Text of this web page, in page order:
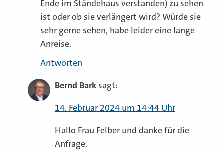
Ende im Ständehaus verstanden) zu sehen
ist oder ob sie verlängert wird? Würde sie
sehr gerne sehen, habe leider eine lange
Anreise.
Antworten
Bernd Bark sagt:
14. Februar 2024 um 14:44 Uhr
Hallo Frau Felber und danke für die
Anfrage.